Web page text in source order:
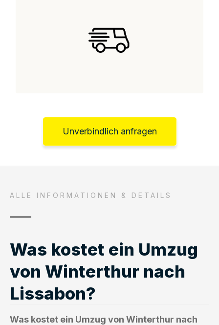
Unverbindlich anfragen
ALLE INFORMATIONEN & DETAILS
Was kostet ein Umzug
von Winterthur nach
Lissabon?
Was kostet ein Umzug von Winterthur nach